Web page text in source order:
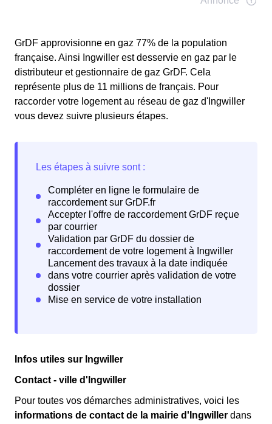
GrDF approvisionne en gaz 77% de la population
française. Ainsi Ingwiller est desservie en gaz par le
distributeur et gestionnaire de gaz GrDF. Cela
représente plus de 11 millions de français. Pour
raccorder votre logement au réseau de gaz d'Ingwiller
vous devez suivre plusieurs étapes.
Infos utiles sur Ingwiller
Contact - ville d'Ingwiller
Pour toutes vos démarches administratives, voici les
informations de contact de la mairie d'Ingwiller dans